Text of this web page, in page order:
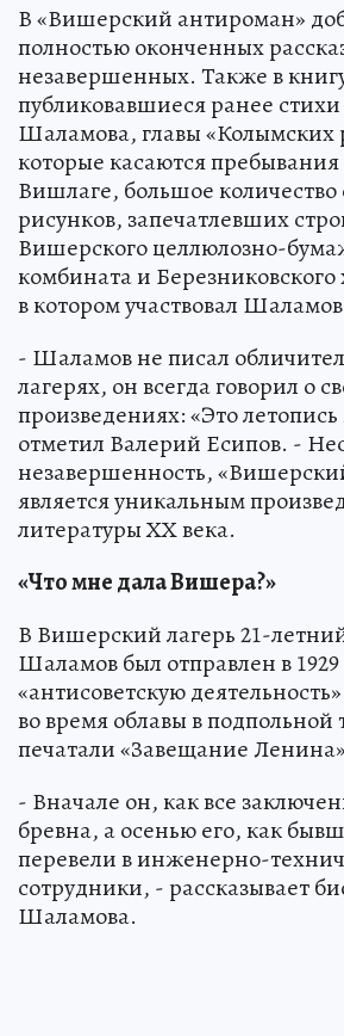
В «Вишерский антироман»
полностью оконченных
незавершенных. Также в
публиковавшиеся ранее
Шаламова, главы «Колымских
которые касаются пребывания
Вишлаге, большое
рисунков, запечатлевших
Вишерского целлюлозно-
комбината и
в котором участвовал
- Шаламов не писал
лагерях, он всегда говорил о
произведениях: «Это
отметил Валерий Есипов. -
незавершенность,
является уникальным
литературы ХХ века.
«Что мне дала Вишера?»
В Вишерский лагерь 21-
Шаламов был отправлен в 1929
«антисоветскую
во время облавы в подпольной
печатали «Завещание
- Вначале он, как все
бревна, а осенью его, как
перевели в инженерно-
сотрудники, - рассказывает
Шаламова.